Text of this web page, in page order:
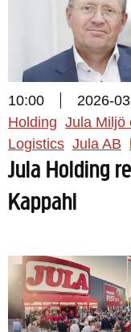
10:00 2026-
Holding Jula Miljö
Logistics Jula AB
Jula Holding
Kappahl